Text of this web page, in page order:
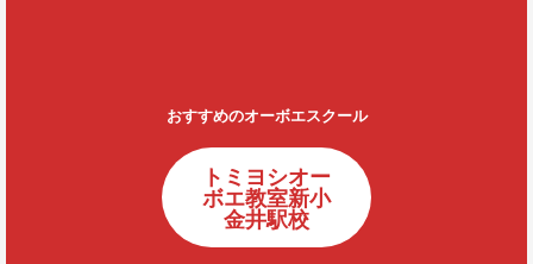
おすすめのオーボエスクール
トミヨシオー
ボエ教室新小
金井駅校